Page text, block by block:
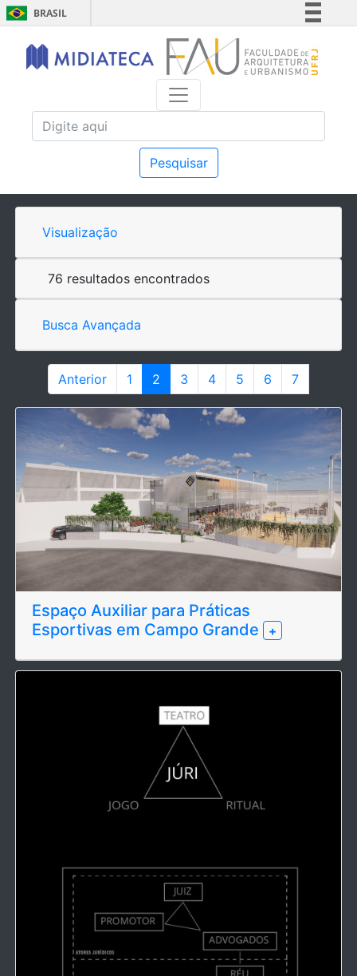
BRASIL
Simplifique!
Comunica BR
Acesso à informação
Pesquisar
Visualização
76 resultados encontrados
Busca Avançada
Anterior 1 2 3 4 5 6 7
Espaço Auxiliar para Práticas
Esportivas em Campo Grande
+